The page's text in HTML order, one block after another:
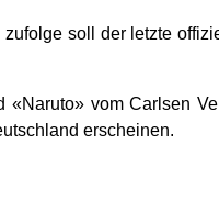
soll der letzte
«Naruto» vom Carlsen
erscheinen.